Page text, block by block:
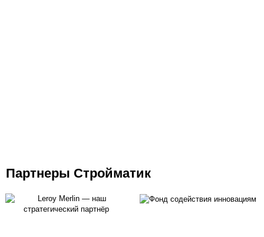
Партнеры Стройматик